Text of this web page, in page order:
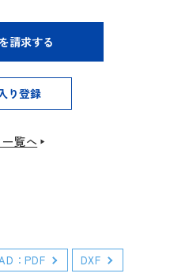
請求する
り登録
覧へ
：PDF
DXF